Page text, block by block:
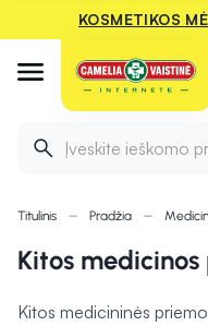
KOSMETIKOS
Įveskite ieškomo
Titulinis Pradžia
Kitos
Kitos medicininės